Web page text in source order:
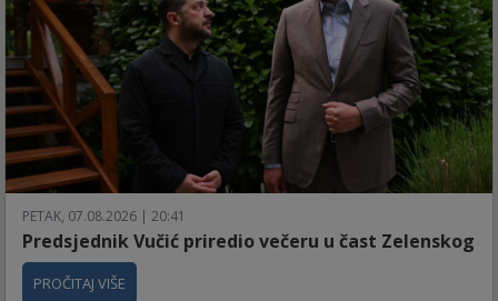
PETAK, 07.08.2026 | 20:41
Predsjednik Vučić priredio večeru u čast Zelenskog
PROČITAJ VIŠE